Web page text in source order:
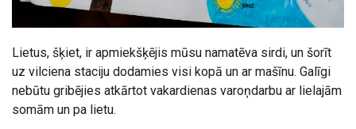
Lietus, šķiet, ir apmiekšķējis mūsu namatēva sirdi, un šorīt
uz vilciena staciju dodamies visi kopā un ar mašīnu. Galīgi
nebūtu gribējies atkārtot vakardienas varoņdarbu ar lielajām
somām un pa lietu.